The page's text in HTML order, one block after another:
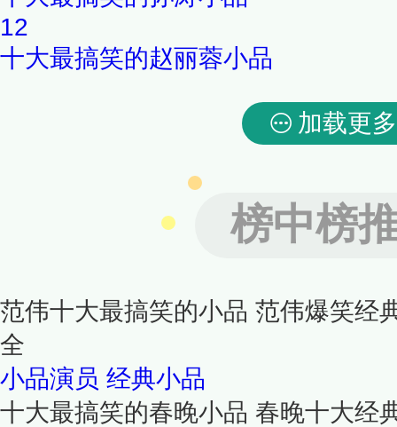
12
十大最搞笑的赵丽蓉小品
加载更多
榜中榜
范伟十大最搞笑的小品 范伟爆笑经
全
小品演员 经典小品
十大最搞笑的春晚小品 春晚十大经